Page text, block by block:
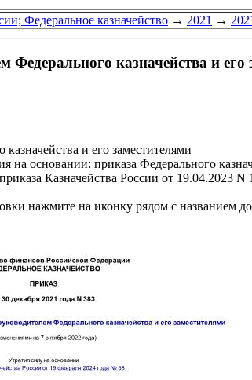
Федеральное казначейство → 2021 →
казначейства и его
и его заместителями
приказа Федерального
Казначейства России от 19.04.2023
нажмите на иконку рядом с названием